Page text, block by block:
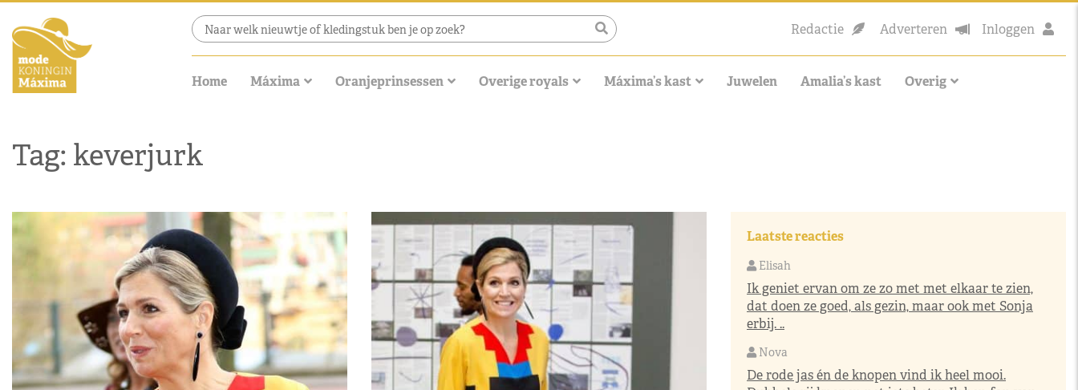
Redactie Adverteren Inloggen
Home Máxima Oranjeprinsessen Overige royals Máxima’s kast Juwelen Amalia’s kast Overig
Tag: keverjurk
Laatste reacties
Elisah
Ik geniet ervan om ze zo met met elkaar te zien,
dat doen ze goed, als gezin, maar ook met Sonja
erbij. ..
Nova
De rode jas én de knopen vind ik heel mooi.